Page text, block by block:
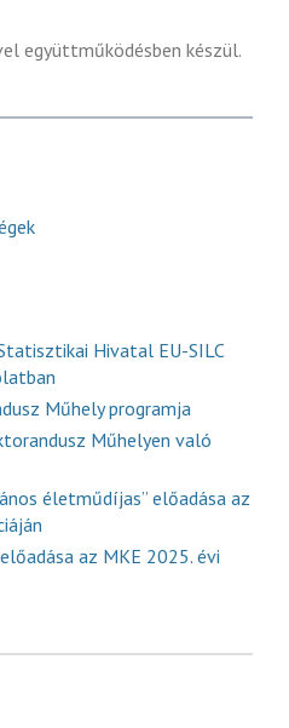
együttműködésben készül.
Hivatal EU-SILC
Műhely programja
Műhelyen való
életműdíjas” előadása az
az MKE 2025. évi